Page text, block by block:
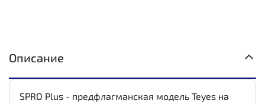
Описание
SPRO Plus - предфлагманская модель Teyes на